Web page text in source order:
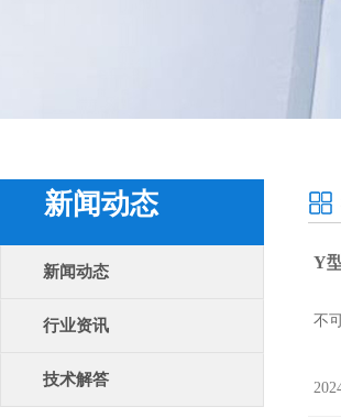
新闻动态
新闻动态
行业资讯
技术解答
Y
液
不